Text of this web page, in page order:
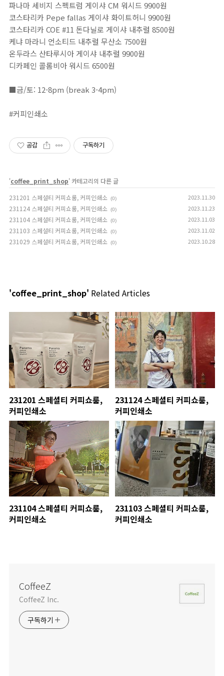
파나마 세비지 스펙트럼 게이샤 CM 워시드 9900원
코스타리카 Pepe fallas 게이샤 화이트허니 9900원
코스타리카 COE #11 돈다닐로 게이샤 내추럴 8500원
케냐 마라니 언소티드 내추럴 무산소 7500원
온두라스 산타루시아 게이샤 내추럴 9900원
디카페인 콜롬비아 워시드 6500원⁣⁣⁣⁣⁣⁣⁣⁣⁣⁣⁣⁣⁣⁣⁣⁣⁣⁣⁣
■금/토: 12-8pm (break 3-4pm)⁣⁣⁣⁣⁣⁣⁣⁣⁣⁣⁣⁣⁣⁣⁣⁣⁣⁣⁣⁣⁣⁣⁣⁣⁣⁣⁣⁣⁣⁣⁣⁣⁣⁣⁣⁣⁣⁣⁣⁣⁣⁣⁣⁣⁣⁣⁣⁣⁣⁣⁣⁣⁣⁣⁣⁣⁣⁣⁣⁣⁣⁣⁣⁣⁣⁣⁣⁣⁣⁣⁣⁣⁣⁣⁣⁣⁣⁣⁣⁣⁣⁣⁣⁣⁣⁣⁣⁣⁣⁣⁣⁣⁣⁣⁣⁣⁣⁣⁣⁣⁣⁣⁣⁣⁣⁣⁣⁣⁣⁣⁣⁣⁣⁣⁣⁣⁣⁣⁣⁣⁣⁣⁣⁣⁣⁣⁣⁣⁣⁣⁣⁣⁣⁣⁣⁣⁣⁣⁣⁣⁣⁣⁣⁣⁣⁣⁣⁣⁣⁣⁣⁣⁣⁣⁣⁣⁣⁣⁣⁣⁣⁣⁣⁣⁣⁣⁣⁣⁣⁣⁣⁣⁣⁣⁣⁣⁣⁣⁣⁣⁣⁣⁣⁣⁣⁣⁣⁣⁣⁣⁣⁣⁣⁣⁣⁣⁣⁣⁣⁣⁣⁣⁣⁣⁣⁣⁣⁣⁣⁣⁣⁣⁣⁣⁣⁣⁣⁣⁣⁣⁣⁣⁣⁣⁣⁣⁣⁣⁣⁣⁣⁣⁣⁣⁣⁣⁣⁣⁣⁣⁣⁣⁣⁣⁣⁣⁣⁣⁣⁣⁣⁣⁣⁣⁣⁣⁣⁣⁣⁣⁣⁣⁣⁣⁣⁣⁣⁣⁣⁣⁣⁣⁣⁣⁣⁣⁣⁣⁣⁣⁣⁣⁣⁣⁣⁣⁣⁣⁣⁣⁣⁣⁣⁣⁣⁣⁣⁣⁣⁣⁣⁣⁣⁣
#커피인쇄소
공감 구독하기
'coffee_print_shop' 카테고리의 다른 글
231201 스페셜티 커피쇼룸, 커피인쇄소 (0) 2023.11.30
231124 스페셜티 커피쇼룸, 커피인쇄소 (0) 2023.11.23
231104 스페셜티 커피쇼룸, 커피인쇄소 (0) 2023.11.03
231103 스페셜티 커피쇼룸, 커피인쇄소 (0) 2023.11.02
231029 스페셜티 커피쇼룸, 커피인쇄소 (0) 2023.10.28
'coffee_print_shop' Related Articles
231201 스페셜티 커피쇼룸,
커피인쇄소
231124 스페셜티 커피쇼룸,
커피인쇄소
231104 스페셜티 커피쇼룸,
커피인쇄소
231103 스페셜티 커피쇼룸,
커피인쇄소
CoffeeZ
CoffeeZ Inc.
구독하기